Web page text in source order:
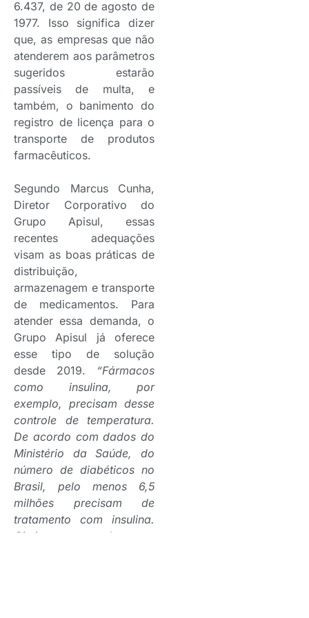
6.437, de 20 de agosto de
1977. Isso significa dizer
que, as empresas que não
atenderem aos parâmetros
sugeridos estarão
passíveis de multa, e
também, o banimento do
registro de licença para o
transporte de produtos
farmacêuticos.
Segundo Marcus Cunha,
Diretor Corporativo do
Grupo Apisul, essas
recentes adequações
visam as boas práticas de
distribuição,
armazenagem e transporte
de medicamentos. Para
atender essa demanda, o
Grupo Apisul já oferece
esse tipo de solução
desde 2019. “Fármacos
como insulina, por
exemplo, precisam desse
controle de temperatura.
De acordo com dados do
Ministério da Saúde, do
número de diabéticos no
Brasil, pelo menos 6,5
milhões precisam de
tratamento com insulina.
Citei este exemplo, para